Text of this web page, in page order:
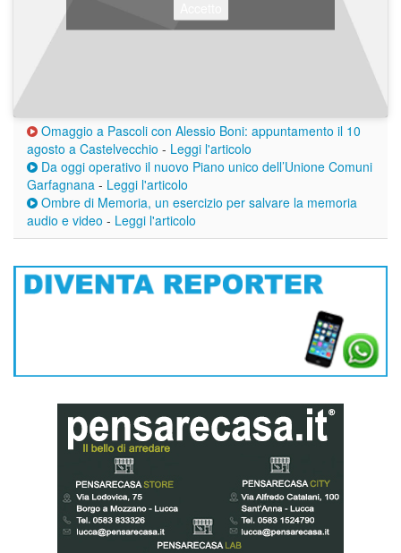
Omaggio a Pascoli con Alessio Boni: appuntamento il 10
agosto a Castelvecchio - Leggi l'articolo
Da oggi operativo il nuovo Piano unico dell’Unione Comuni
Garfagnana - Leggi l'articolo
Ombre di Memoria, un esercizio per salvare la memoria
audio e video - Leggi l'articolo